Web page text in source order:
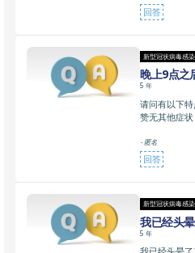
回答
新型冠状病毒感染
晚上9点之
5 年
请问有以下
赞无其他症状
- 匿名
回答
新型冠状病毒感染
我已经头
5 年